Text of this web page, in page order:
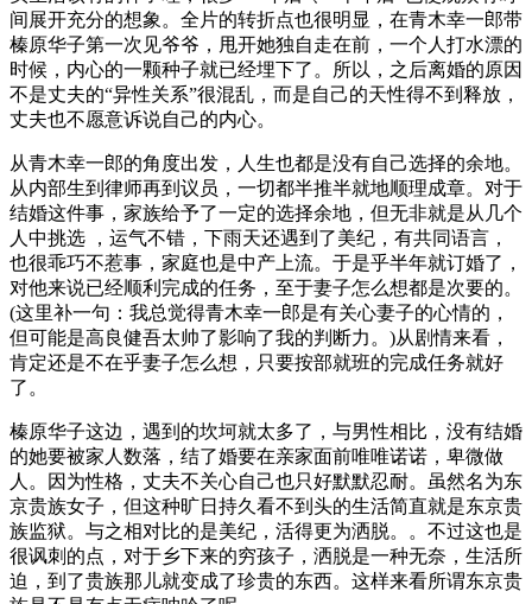
间展开充分的想象。全片的转折点也很明显，在青木幸一郎带
榛原华子第一次见爷爷，甩开她独自走在前，一个人打水漂的
时候，内心的一颗种子就已经埋下了。所以，之后离婚的原因
不是丈夫的“异性关系”很混乱，而是自己的天性得不到释放，
丈夫也不愿意诉说自己的内心。
从青木幸一郎的角度出发，人生也都是没有自己选择的余地。
从内部生到律师再到议员，一切都半推半就地顺理成章。对于
结婚这件事，家族给予了一定的选择余地，但无非就是从几个
人中挑选 ，运气不错，下雨天还遇到了美纪，有共同语言，
也很乖巧不惹事，家庭也是中产上流。于是乎半年就订婚了，
对他来说已经顺利完成的任务，至于妻子怎么想都是次要的。
(这里补一句：我总觉得青木幸一郎是有关心妻子的心情的，
但可能是高良健吾太帅了影响了我的判断力。)从剧情来看，
肯定还是不在乎妻子怎么想，只要按部就班的完成任务就好
了。
榛原华子这边，遇到的坎坷就太多了，与男性相比，没有结婚
的她要被家人数落，结了婚要在亲家面前唯唯诺诺，卑微做
人。因为性格，丈夫不关心自己也只好默默忍耐。虽然名为东
京贵族女子，但这种旷日持久看不到头的生活简直就是东京贵
族监狱。与之相对比的是美纪，活得更为洒脱。。不过这也是
很讽刺的点，对于乡下来的穷孩子，洒脱是一种无奈，生活所
迫，到了贵族那儿就变成了珍贵的东西。这样来看所谓东京贵